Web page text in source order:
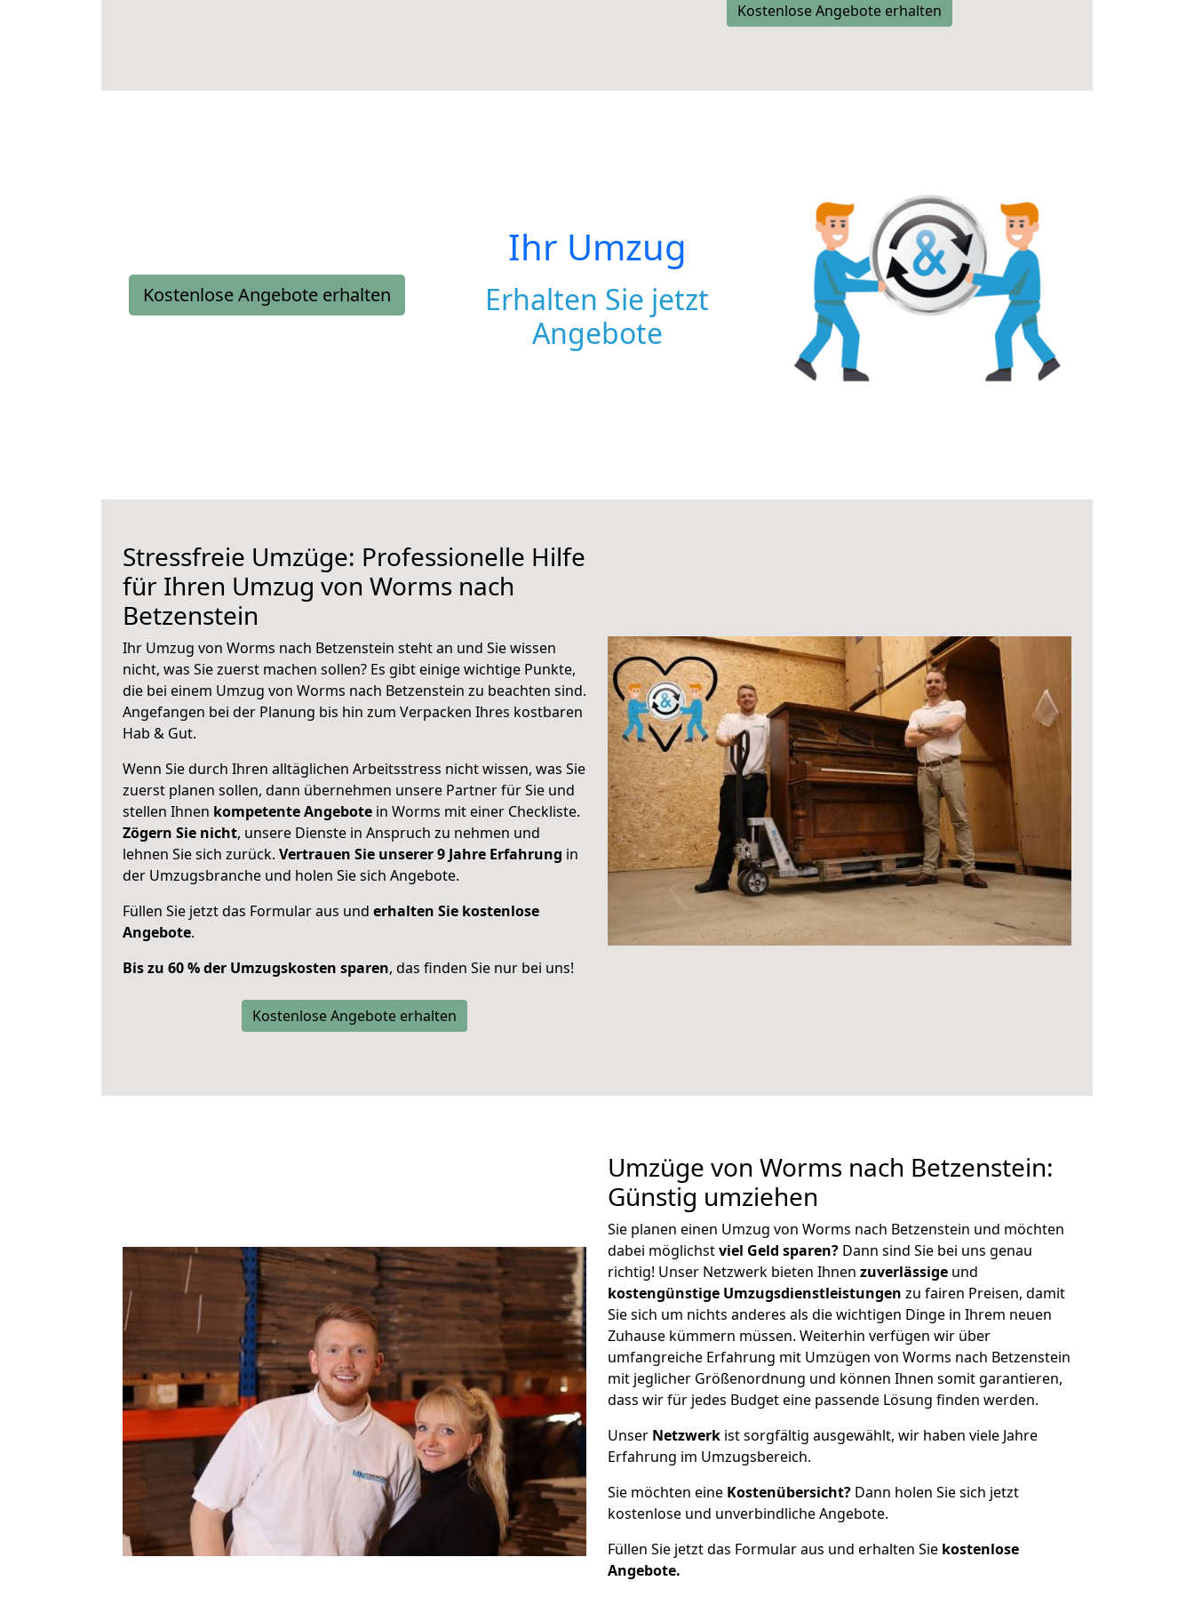
Kostenlose Angebote erhalten
Kostenlose Angebote erhalten
Ihr Umzug
Erhalten Sie jetzt
Angebote
Stressfreie Umzüge: Professionelle Hilfe
für Ihren Umzug von Worms nach
Betzenstein
Ihr Umzug von Worms nach Betzenstein steht an und Sie wissen
nicht, was Sie zuerst machen sollen? Es gibt einige wichtige Punkte,
die bei einem Umzug von Worms nach Betzenstein zu beachten sind.
Angefangen bei der Planung bis hin zum Verpacken Ihres kostbaren
Hab & Gut.
Wenn Sie durch Ihren alltäglichen Arbeitsstress nicht wissen, was Sie
zuerst planen sollen, dann übernehmen unsere Partner für Sie und
stellen Ihnen kompetente Angebote in Worms mit einer Checkliste.
Zögern Sie nicht, unsere Dienste in Anspruch zu nehmen und
lehnen Sie sich zurück. Vertrauen Sie unserer 9 Jahre Erfahrung in
der Umzugsbranche und holen Sie sich Angebote.
Füllen Sie jetzt das Formular aus und erhalten Sie kostenlose
Angebote.
Bis zu 60 % der Umzugskosten sparen, das finden Sie nur bei uns!
Kostenlose Angebote erhalten
Umzüge von Worms nach Betzenstein:
Günstig umziehen
Sie planen einen Umzug von Worms nach Betzenstein und möchten
dabei möglichstviel Geld sparen? Dann sind Sie bei uns genau
richtig! Unser Netzwerk bieten Ihnen zuverlässige und
kostengünstige Umzugsdienstleistungen zu fairen Preisen, damit
Sie sich um nichts anderes als die wichtigen Dinge in Ihrem neuen
Zuhause kümmern müssen. Weiterhin verfügen wir über
umfangreiche Erfahrung mit Umzügen von Worms nach Betzenstein
mit jeglicher Größenordnung und können Ihnen somit garantieren,
dass wir für jedes Budget eine passende Lösung finden werden.
Unser Netzwerk ist sorgfältig ausgewählt, wir haben viele Jahre
Erfahrung im Umzugsbereich.
Sie möchten eine Kostenübersicht? Dann holen Sie sich jetzt
kostenlose und unverbindliche Angebote.
Füllen Sie jetzt das Formular aus und erhalten Sie kostenlose
Angebote.